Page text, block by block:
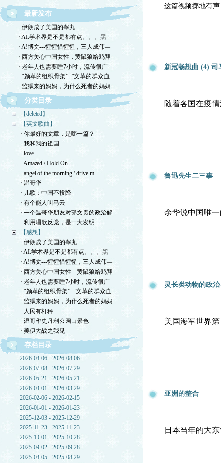
最新发布
· 伊朗成了美国的睾丸
· AI:学术界是不是都有点。。。黑
· A!博文---惺惺惜惺惺，三人成伟—
· 西方关心中国女性，黄鼠狼给鸡拜
· 老年人也需要睡7小时，流传很广
· “颜革的组织骨架”+“文革的群众血
· 监狱来的妈妈，为什么死者的妈妈
分类目录
【deleted】
【英文歌曲】
· 你最好的文章，是哪一篇？
· 我和我的祖国
· love
· Amazed / Hold On
· angel of the morning / drive m
· 温哥华
· 儿歌：中国不投降
· 有个能人叫马云
· 一个温哥华朋友对郭文贵的政治解
· 利用唱歌反党，是一大发明
【感想】
· 伊朗成了美国的睾丸
· AI:学术界是不是都有点。。。黑
· A!博文---惺惺惜惺惺，三人成伟—
· 西方关心中国女性，黄鼠狼给鸡拜
· 老年人也需要睡7小时，流传很广
· “颜革的组织骨架”+“文革的群众血
· 监狱来的妈妈，为什么死者的妈妈
· 人民有杆秤
· 温哥华史丹利公园山景色
· 美伊大战之我见
存档目录
2026-08-06 - 2026-08-06
2026-07-08 - 2026-07-29
2026-05-21 - 2026-05-21
2026-03-01 - 2026-03-29
2026-02-06 - 2026-02-15
2026-01-01 - 2026-01-23
2025-12-03 - 2025-12-29
2025-11-23 - 2025-11-23
2025-10-01 - 2025-10-28
2025-09-02 - 2025-09-28
2025-08-05 - 2025-08-29
这篇视频掷地有
新冠畅想曲 (4) 司
随着各国在疫
鲁迅先生二三事
余华说中国唯
灵长类动物的政
美国海军世界
亚洲的整合
日本当年的大